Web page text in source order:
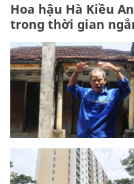
Hoa hậu Hà Kiều
trong thời gian